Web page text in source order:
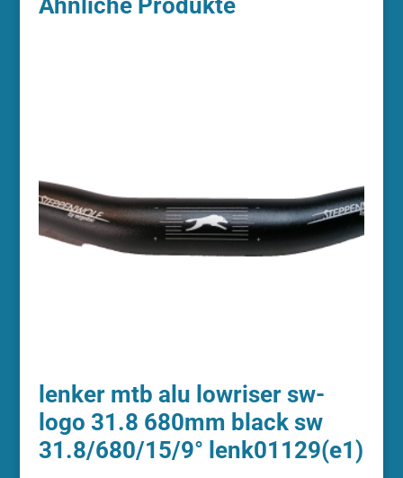
Ähnliche Produkte
lenker mtb alu lowriser sw-
logo 31.8 680mm black sw
31.8/680/15/9° lenk01129(e1)